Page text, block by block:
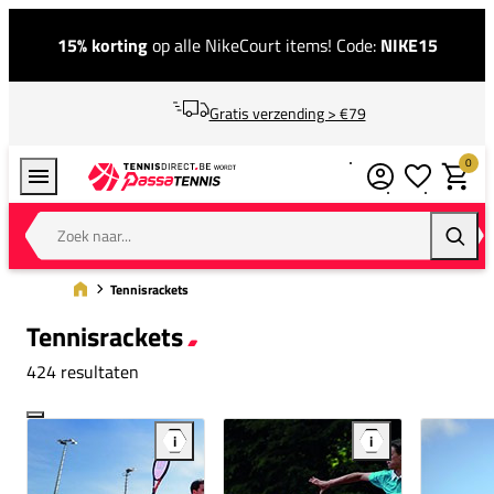
15% kortingop alle NikeCourt items! Code: NIKE15
Gratis verzending > €79
Zoek naar...
0
Tennisrackets
Tennisrackets
424 resultaten
i i